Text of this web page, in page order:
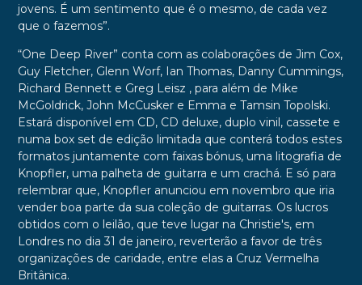
jovens. É um sentimento que é o mesmo, de cada vez
que o fazemos”.
“One Deep River” conta com as colaborações de Jim Cox,
Guy Fletcher, Glenn Worf, Ian Thomas, Danny Cummings,
Richard Bennett e Greg Leisz , para além de Mike
McGoldrick, John McCusker e Emma e Tamsin Topolski.
Estará disponível em CD, CD deluxe, duplo vinil, cassete e
numa box set de edição limitada que conterá todos estes
formatos juntamente com faixas bónus, uma litografia de
Knopfler, uma palheta de guitarra e um crachá. E só para
relembrar que, Knopfler anunciou em novembro que iria
vender boa parte da sua coleção de guitarras. Os lucros
obtidos com o leilão, que teve lugar na Christie's, em
Londres no dia 31 de janeiro, reverterão a favor de três
organizações de caridade, entre elas a Cruz Vermelha
Britânica.